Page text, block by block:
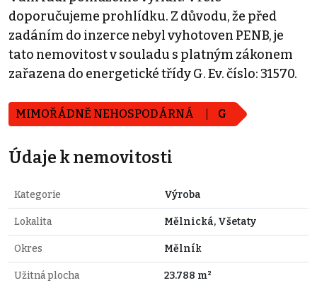
doporučujeme prohlídku. Z důvodu, že před
zadáním do inzerce nebyl vyhotoven PENB, je
tato nemovitost v souladu s platným zákonem
zařazena do energetické třídy G. Ev. číslo: 31570.
MIMOŘÁDNĚ NEHOSPODÁRNÁ G
Údaje k nemovitosti
Kategorie Výroba
Lokalita Mělnická, Všetaty
Okres Mělník
Užitná plocha 23.788 m²